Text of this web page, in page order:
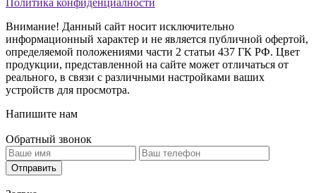
Внимание! Данный сайт носит исключительно
информационный характер и не является публичной офертой,
определяемой положениями части 2 статьи 437 ГК РФ. Цвет
продукции, представленной на сайте может отличаться от
реального, в связи с различными настройками ваших
устройств для просмотра.
Напишите нам
Обратный звонок
Отправить